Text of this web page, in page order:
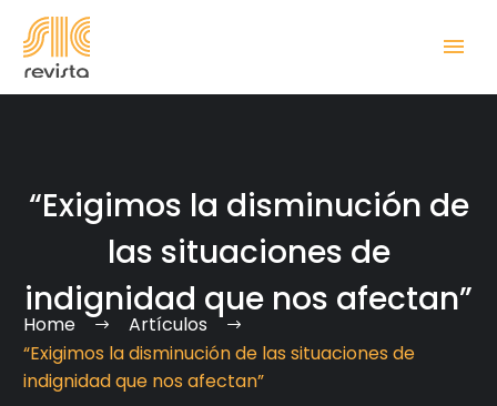
“Exigimos la disminución de
las situaciones de
indignidad que nos afectan”
Home
Artículos
“Exigimos la disminución de las situaciones de
indignidad que nos afectan”